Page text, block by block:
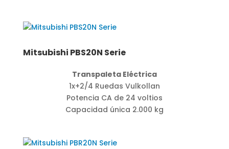
Mitsubishi PBS20N Serie
Transpaleta Eléctrica
1x+2/4 Ruedas Vulkollan
Potencia CA de 24 voltios
Capacidad única 2.000 kg